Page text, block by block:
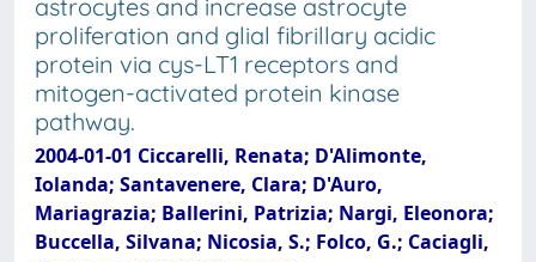
astrocytes and increase astrocyte
proliferation and glial fibrillary acidic
protein via cys-LT1 receptors and
mitogen-activated protein kinase
pathway.
2004-01-01 Ciccarelli, Renata; D'Alimonte,
Iolanda; Santavenere, Clara; D'Auro,
Mariagrazia; Ballerini, Patrizia; Nargi, Eleonora;
Buccella, Silvana; Nicosia, S.; Folco, G.; Caciagli,